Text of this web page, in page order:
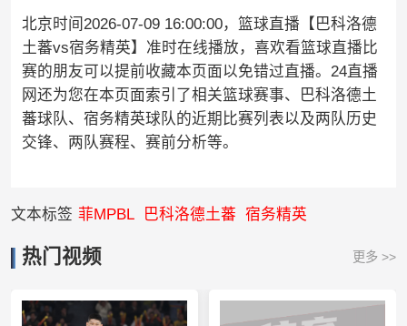
北京时间2026-07-09 16:00:00，篮球直播【巴科洛德
土蕃vs宿务精英】准时在线播放，喜欢看篮球直播比
赛的朋友可以提前收藏本页面以免错过直播。24直播
网还为您在本页面索引了相关篮球赛事、巴科洛德土
蕃球队、宿务精英球队的近期比赛列表以及两队历史
交锋、两队赛程、赛前分析等。
文本标签 菲MPBL 巴科洛德土蕃 宿务精英
热门视频 更多 >>